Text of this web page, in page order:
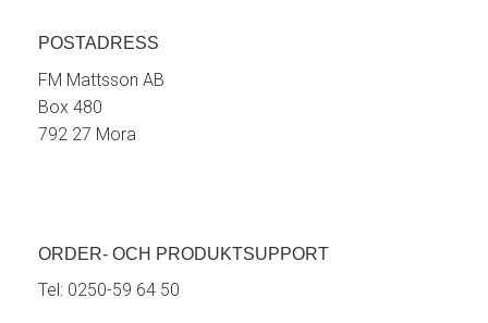
POSTADRESS
FM Mattsson AB
Box 480
792 27 Mora
ORDER- OCH PRODUKTSUPPORT
Tel: 0250-59 64 50